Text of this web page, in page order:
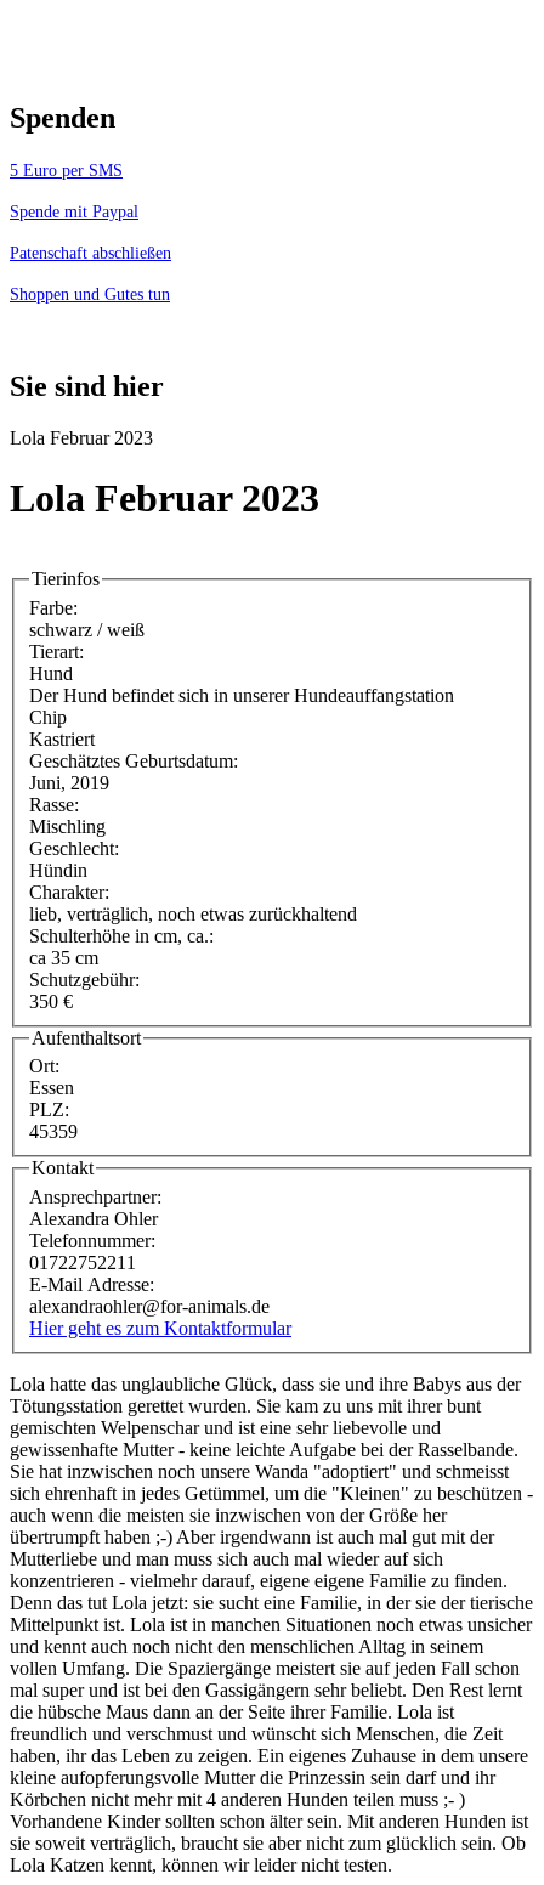
Spenden
5 Euro per SMS
Spende mit Paypal
Patenschaft abschließen
Shoppen und Gutes tun
Sie sind hier
Lola Februar 2023
Lola Februar 2023
Tierinfos
Farbe:
schwarz / weiß
Tierart:
Hund
Der Hund befindet sich in unserer Hundeauffangstation
Chip
Kastriert
Geschätztes Geburtsdatum:
Juni, 2019
Rasse:
Mischling
Geschlecht:
Hündin
Charakter:
lieb, verträglich, noch etwas zurückhaltend
Schulterhöhe in cm, ca.:
ca 35 cm
Schutzgebühr:
350 €
Aufenthaltsort
Ort:
Essen
PLZ:
45359
Kontakt
Ansprechpartner:
Alexandra Ohler
Telefonnummer:
01722752211
E-Mail Adresse:
alexandraohler@for-animals.de
Hier geht es zum Kontaktformular
Lola hatte das unglaubliche Glück, dass sie und ihre Babys aus der
Tötungsstation gerettet wurden. Sie kam zu uns mit ihrer bunt
gemischten Welpenschar und ist eine sehr liebevolle und
gewissenhafte Mutter - keine leichte Aufgabe bei der Rasselbande.
Sie hat inzwischen noch unsere Wanda "adoptiert" und schmeisst
sich ehrenhaft in jedes Getümmel, um die "Kleinen" zu beschützen -
auch wenn die meisten sie inzwischen von der Größe her
übertrumpft haben ;-) Aber irgendwann ist auch mal gut mit der
Mutterliebe und man muss sich auch mal wieder auf sich
konzentrieren - vielmehr darauf, eigene eigene Familie zu finden.
Denn das tut Lola jetzt: sie sucht eine Familie, in der sie der tierische
Mittelpunkt ist. Lola ist in manchen Situationen noch etwas unsicher
und kennt auch noch nicht den menschlichen Alltag in seinem
vollen Umfang. Die Spaziergänge meistert sie auf jeden Fall schon
mal super und ist bei den Gassigängern sehr beliebt. Den Rest lernt
die hübsche Maus dann an der Seite ihrer Familie. Lola ist
freundlich und verschmust und wünscht sich Menschen, die Zeit
haben, ihr das Leben zu zeigen. Ein eigenes Zuhause in dem unsere
kleine aufopferungsvolle Mutter die Prinzessin sein darf und ihr
Körbchen nicht mehr mit 4 anderen Hunden teilen muss ;- )
Vorhandene Kinder sollten schon älter sein. Mit anderen Hunden ist
sie soweit verträglich, braucht sie aber nicht zum glücklich sein. Ob
Lola Katzen kennt, können wir leider nicht testen.